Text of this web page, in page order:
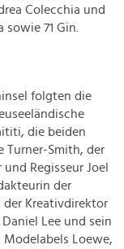
Colecchia und
71 Gin.
folgten die
die beiden
Turner-Smith, der
Regisseur Joel
der
Kreativdirektor
Lee und sein
Modelabels Loewe,